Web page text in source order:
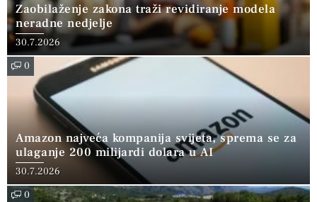
Zaobilaženje zakona traži revidiranje modela
neradne nedjelje
30.7.2026
0
Amazon najveća kompanija svijeta, sprema se za
ulaganje 200 milijardi dolara u AI
30.7.2026
0